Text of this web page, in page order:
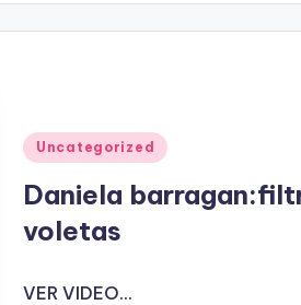
Publicado
Uncategorized
Daniela
voletas
VER VIDEO...